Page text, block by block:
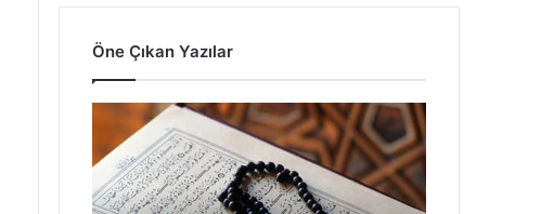
Öne Çıkan Yazılar
y
t